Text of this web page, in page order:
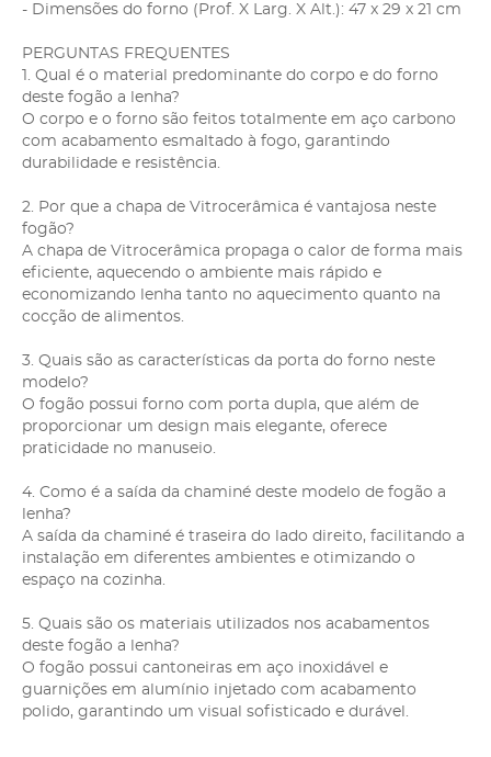
- Dimensões do forno (Prof. X Larg. X Alt.): 47 x 29 x 21 cm
PERGUNTAS FREQUENTES
1. Qual é o material predominante do corpo e do forno
deste fogão a lenha?
O corpo e o forno são feitos totalmente em aço carbono
com acabamento esmaltado à fogo, garantindo
durabilidade e resistência.
2. Por que a chapa de Vitrocerâmica é vantajosa neste
fogão?
A chapa de Vitrocerâmica propaga o calor de forma mais
eficiente, aquecendo o ambiente mais rápido e
economizando lenha tanto no aquecimento quanto na
cocção de alimentos.
3. Quais são as características da porta do forno neste
modelo?
O fogão possui forno com porta dupla, que além de
proporcionar um design mais elegante, oferece
praticidade no manuseio.
4. Como é a saída da chaminé deste modelo de fogão a
lenha?
A saída da chaminé é traseira do lado direito, facilitando a
instalação em diferentes ambientes e otimizando o
espaço na cozinha.
5. Quais são os materiais utilizados nos acabamentos
deste fogão a lenha?
O fogão possui cantoneiras em aço inoxidável e
guarnições em alumínio injetado com acabamento
polido, garantindo um visual sofisticado e durável.